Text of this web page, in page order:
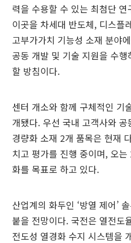
력을 수용할 수 있는 최첨단
이곳을 차세대 반도체, 디스플
고부가가치 기능성 소재 분야
공동 개발 및 기술 지원을 수
할 방침이다.
센터 개소와 함께 구체적인 기
개됐다. 우선 국내 고객사와
경량화 소재 2개 품목은 현재
치고 평가를 진행 중이며, 오
화를 목표로 하고 있다.
산업계의 화두인 ‘방열 제어’
붙을 전망이다. 국전은 열전도
전도성 열경화 수지 시스템을